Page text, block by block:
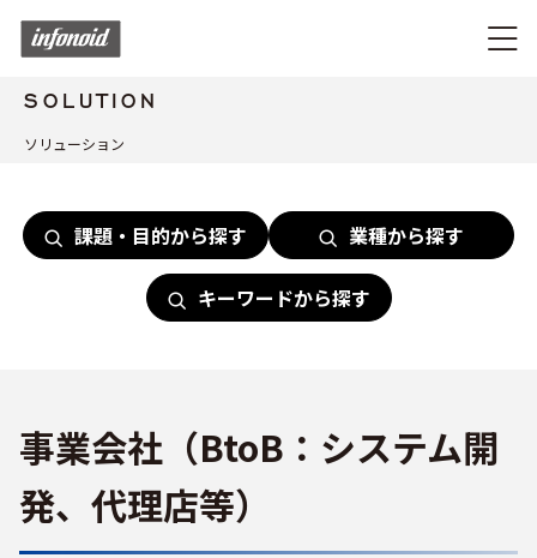
SOLUTION
ソリューション
課題・目的から探す 業種から探す
キーワードから探す
事業会社（BtoB：システム開
発、代理店等）